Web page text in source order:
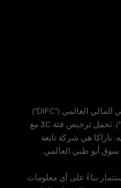
باراكا المالية المحدودة ("باراكا") مسجلة في مركز دبي المالي العالمي ("DIFC")
وتخضع لإشراف سلطة دبي للخدمات المالية ("DFSA"). تحمل ترخيص فئة 3C مع
باراكا هي شركة تابعة
بناءً على أي معلومات